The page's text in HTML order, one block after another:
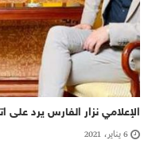
الإعلامي نزار الفارس يرد على
6 يناير، 2021